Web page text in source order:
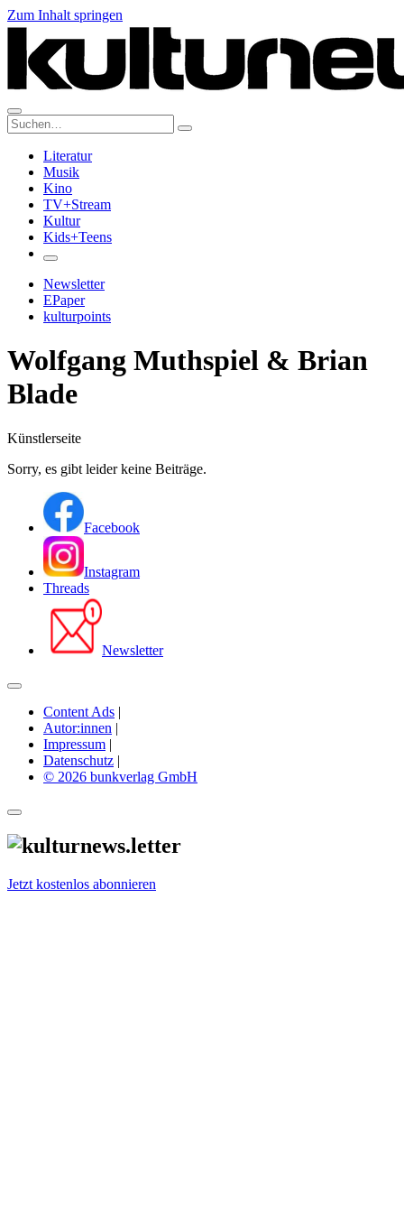
Zum Inhalt springen
Suche:
Literatur
Musik
Kino
TV+Stream
Kultur
Kids+Teens
Newsletter
EPaper
kulturpoints
Wolfgang Muthspiel & Brian
Blade
Künstlerseite
Sorry, es gibt leider keine Beiträge.
Facebook
Instagram
Threads
Newsletter
Content Ads |
Autor:innen |
Impressum |
Datenschutz |
© 2026 bunkverlag GmbH
Jetzt kostenlos abonnieren